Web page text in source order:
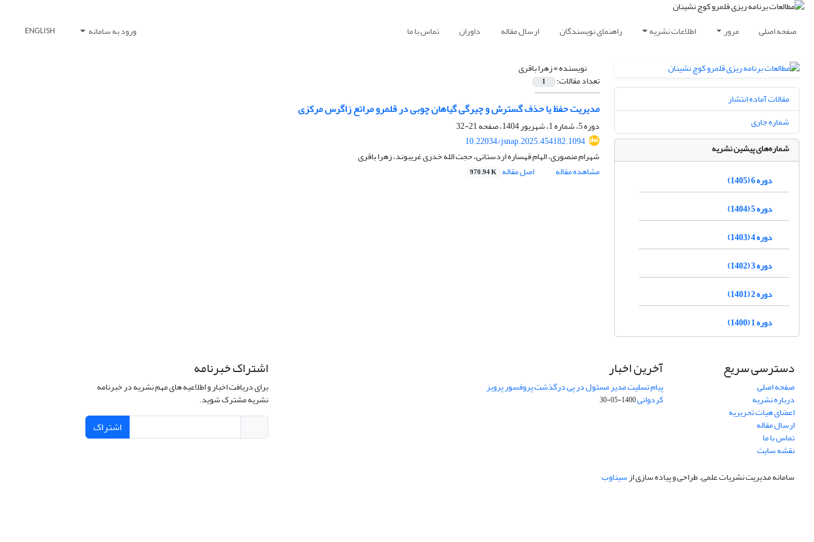
صفحه اصلی مرور اطلاعات نشریه راهنمای نویسندگان ارسال مقاله داوران تماس با ما ورود به سامانه ENGLISH
نویسنده =زهرا باقری
تعداد مقالات: 1
مدیریت حفظ یا حذف گسترش و چیرگی گیاهان چوبی در قلمرو مراتع زاگرس مرکزی
دوره 5، شماره 1، شهریور 1404، صفحه
21-32
10.22034/jsnap.2025.454182.1094
شهرام منصوری، الهام قهساره اردستانی، حجت الله خدری غریبوند، زهرا باقری
مشاهده مقاله
اصل مقاله 970.94 K
مقالات آماده انتشار
شماره جاری
شماره‌های پیشین نشریه
دوره 6 (1405)
دوره 5 (1404)
دوره 4 (1403)
دوره 3 (1402)
دوره 2 (1401)
دوره 1 (1400)
دسترسی سریع
صفحه اصلی
درباره نشریه
اعضای هیات تحریریه
ارسال مقاله
تماس با ما
نقشه سایت
آخرین اخبار
پیام تسلیت مدیر مسئول در پی درگذشت پروفسور پرویز
کردوانی1400-05-30
اشتراک خبرنامه
برای دریافت اخبار و اطلاعیه های مهم نشریه در خبرنامه
نشریه مشترک شوید.
اشتراک
سامانه مدیریت نشریات علمی.طراحی و پیاده سازی ازسیناوب